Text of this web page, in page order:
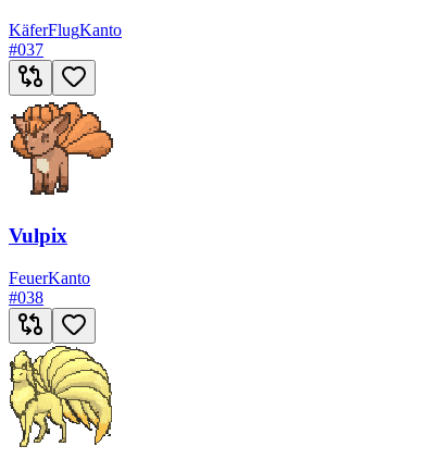
KäferFlugKanto
#037
Vulpix
FeuerKanto
#038